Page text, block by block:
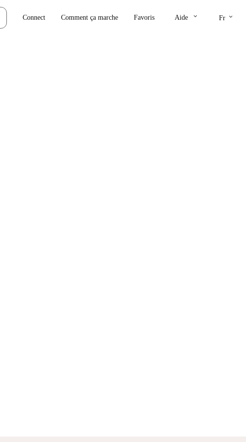
Connect Comment ça marche Favoris Aide keyboard_arrow_down Fr keyboard_arrow_down